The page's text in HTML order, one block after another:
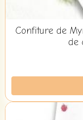
Confiture de
de